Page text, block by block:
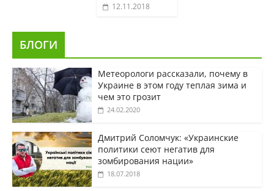
12.11.2018
БЛОГИ
Метеорологи рассказали, почему в
Украине в этом году теплая зима и
чем это грозит
24.02.2020
Дмитрий Соломчук: «Украинские
политики сеют негатив для
зомбирования нации»
18.07.2018